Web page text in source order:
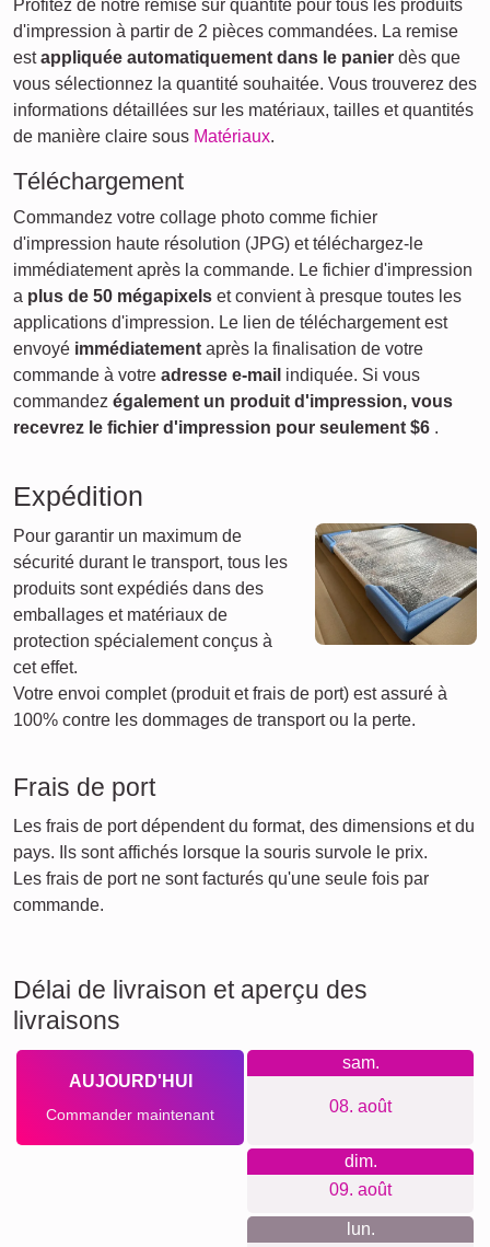
Profitez de notre remise sur quantité pour tous les produits
d'impression à partir de 2 pièces commandées. La remise
estappliquée automatiquement dans le panier dès que
vous sélectionnez la quantité souhaitée. Vous trouverez des
informations détaillées sur les matériaux, tailles et quantités
de manière claire sous Matériaux.
Téléchargement
Commandez votre collage photo comme fichier
d'impression haute résolution (JPG) et téléchargez-le
immédiatement après la commande. Le fichier d'impression
a plus de 50 mégapixels et convient à presque toutes les
applications d'impression. Le lien de téléchargement est
envoyé immédiatement après la finalisation de votre
commande à votre adresse e-mail indiquée. Si vous
commandez également un produit d'impression, vous
recevrez le fichier d'impression pour seulement $6 .
Expédition
Pour garantir un maximum de
sécurité durant le transport, tous les
produits sont expédiés dans des
emballages et matériaux de
protection spécialement conçus à
cet effet.
Votre envoi complet (produit et frais de port) est assuré à
100% contre les dommages de transport ou la perte.
Frais de port
Les frais de port dépendent du format, des dimensions et du
pays. Ils sont affichés lorsque la souris survole le prix.
Les frais de port ne sont facturés qu'une seule fois par
commande.
Délai de livraison et aperçu des
livraisons
AUJOURD'HUI
Commander maintenant
sam.
08. août
dim.
09. août
lun.